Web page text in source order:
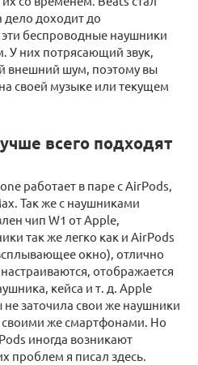
доходит до
эти беспроводные наушники
У них потрясающий звук,
внешний шум, поэтому вы
своей музыке или текущем
всего подходят
работает в паре с AirPods,
Так же с наушниками
чип W1 от Apple,
так же легко как и AirPods
окно), отлично
отображается
кейса и т. д. Apple
заточила свои же наушники
же смартфонами. Но
иногда возникают
проблем я писал здесь.